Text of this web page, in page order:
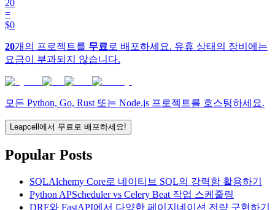
20
=
$0
20개의 프로젝트를 무료 로 배포하세요. 유휴 상태의 장비에는
요금이 부과되지 않습니다.
모든 Python, Go, Rust 또는 Node.js 프로젝트를 호스팅하세요.
Leapcell에서 무료로 배포하세요!
Popular Posts
SQLAlchemy Core로 네이티브 SQL의 강력함 활용하기
Python APScheduler vs Celery Beat 작업 스케줄링
DRF와 FastAPI에서 다양한 페이지네이션 전략 구현하기